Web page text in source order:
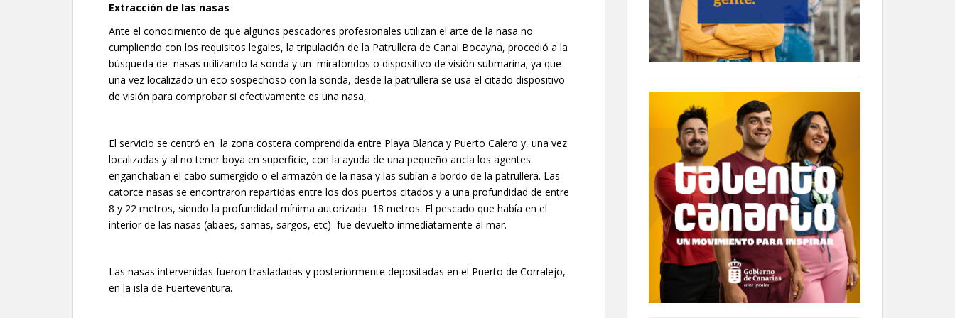
Extracción de las nasas
Ante el conocimiento de que algunos pescadores profesionales utilizan el arte de la nasa no
cumpliendo con los requisitos legales, la tripulación de la Patrullera de Canal Bocayna, procedió a la
búsqueda de nasas utilizando la sonda y un mirafondos o dispositivo de visión submarina; ya que
una vez localizado un eco sospechoso con la sonda, desde la patrullera se usa el citado dispositivo
de visión para comprobar si efectivamente es una nasa,
El servicio se centró en la zona costera comprendida entre Playa Blanca y Puerto Calero y, una vez
localizadas y al no tener boya en superficie, con la ayuda de una pequeño ancla los agentes
enganchaban el cabo sumergido o el armazón de la nasa y las subían a bordo de la patrullera. Las
catorce nasas se encontraron repartidas entre los dos puertos citados y a una profundidad de entre
8 y 22 metros, siendo la profundidad mínima autorizada 18 metros. El pescado que había en el
interior de las nasas (abaes, samas, sargos, etc) fue devuelto inmediatamente al mar.
Las nasas intervenidas fueron trasladadas y posteriormente depositadas en el Puerto de Corralejo,
en la isla de Fuerteventura.